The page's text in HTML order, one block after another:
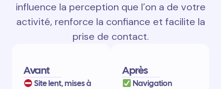
influence la perception que l’on a de votre
activité, renforce la confiance et facilite la
prise de contact.
Avant
Site lent, mises à
Après
Navigation